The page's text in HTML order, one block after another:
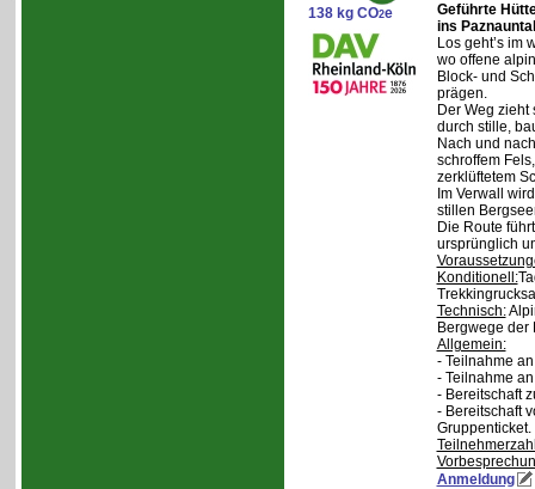
138 kg CO2e
Geführte
ins Paznauntal
Los geht’s im
wo offene
Block- und
prägen.
Der Weg
durch stille,
Nach und
schroffem
zerklüftetem
Im Verwall
stillen
Die Route
ursprünglich
Konditionell:
Technisch:
Bergwege
Allgemein:
- Teilnahme
- Teilnahme
- Bereitschaft
- Bereitschaft
Gruppenticket.
Anmeldung